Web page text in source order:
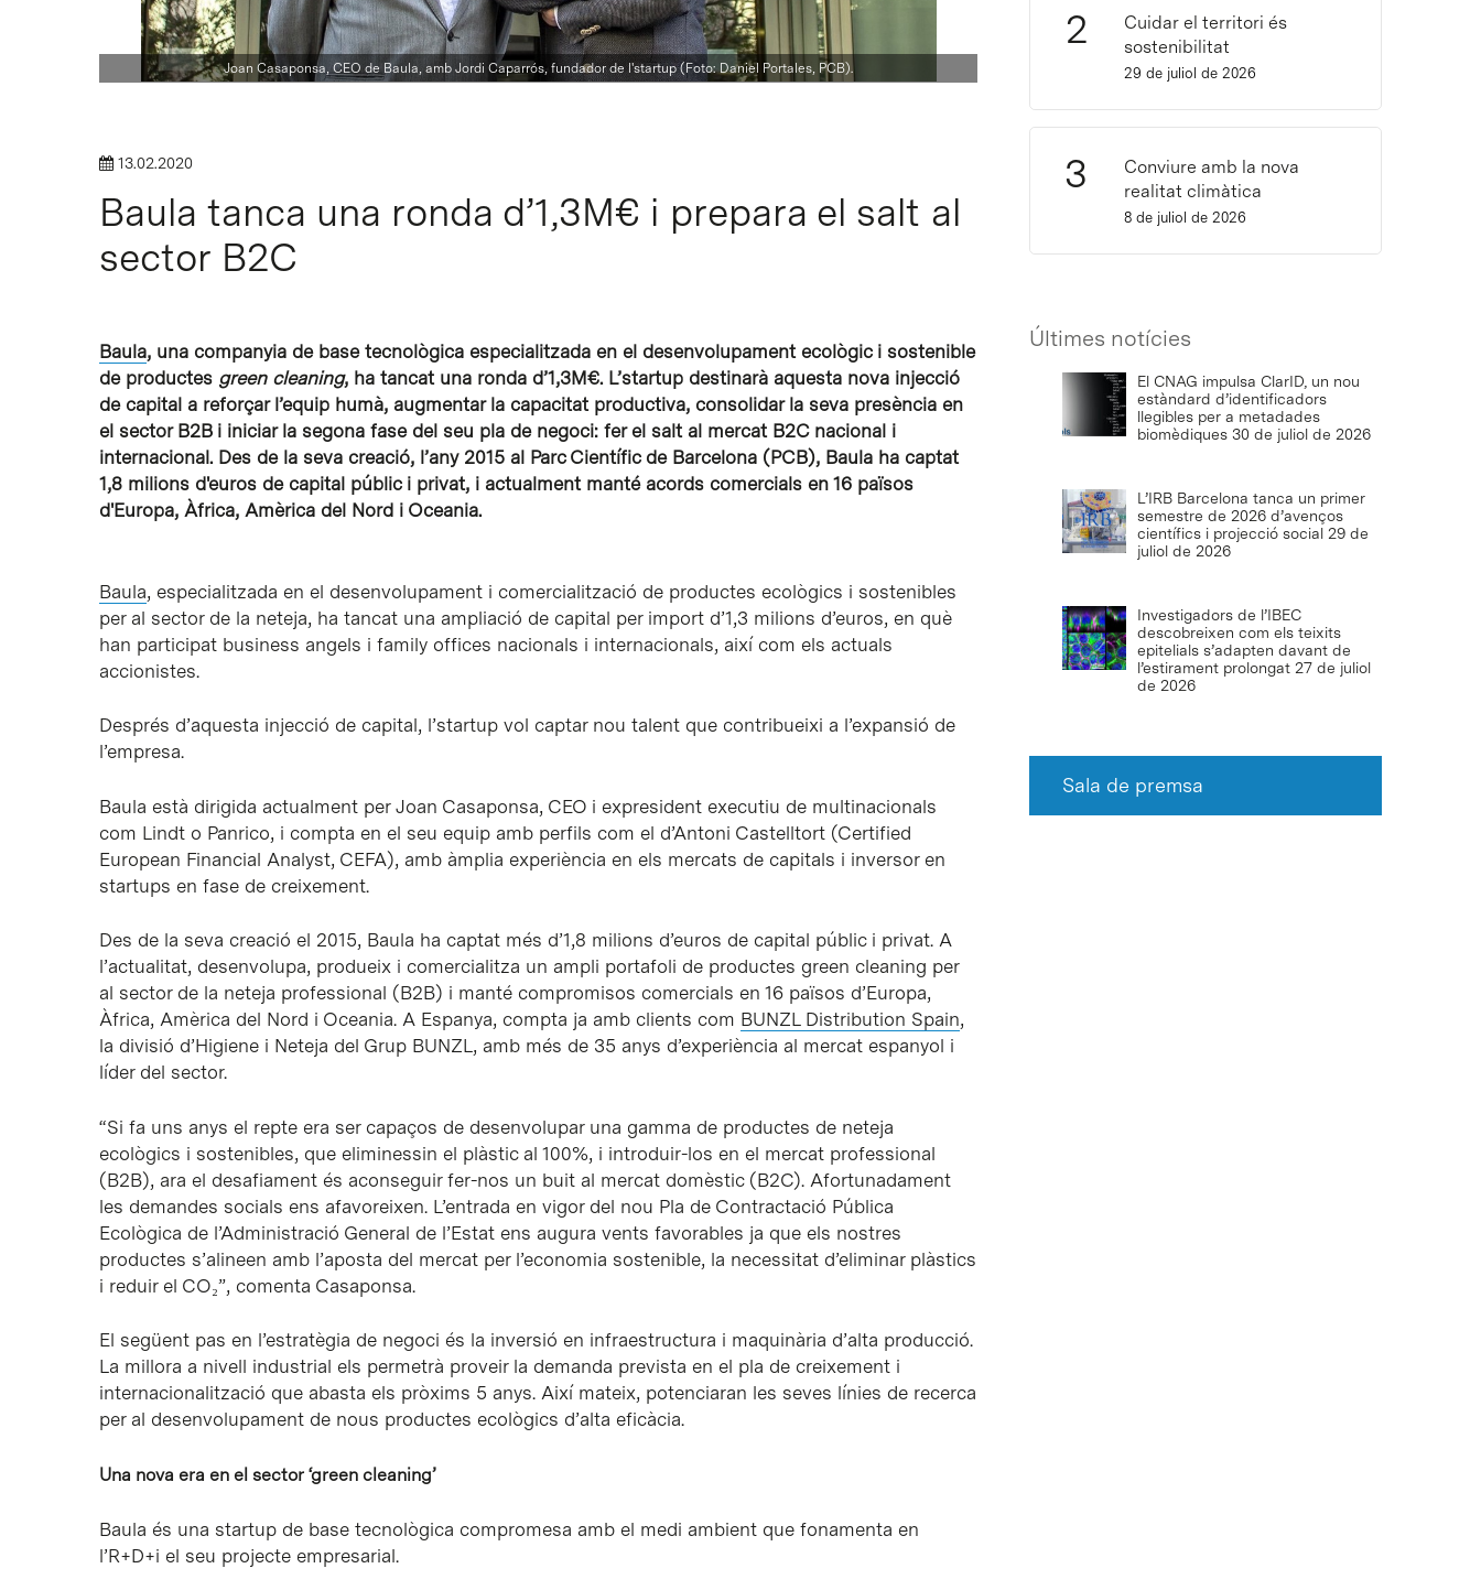
Intro per buscar o ESC per tancar
Joan Casaponsa, CEO de Baula, amb Jordi Caparrós, fundador de l'startup (Foto: Daniel Portales, PCB).
13.02.2020
Baula tanca una ronda d’1,3M€ i prepara el salt al
sector B2C
Baula, una companyia de base tecnològica especialitzada en el desenvolupament ecològic i sostenible
de productes green cleaning, ha tancat una ronda d’1,3M€. L’startup destinarà aquesta nova injecció
de capital a reforçar l’equip humà, augmentar la capacitat productiva, consolidar la seva presència en
el sector B2B i iniciar la segona fase del seu pla de negoci: fer el salt al mercat B2C nacional i
internacional. Des de la seva creació, l’any 2015 al Parc Científic de Barcelona (PCB), Baula ha captat
1,8 milions d'euros de capital públic i privat, i actualment manté acords comercials en 16 països
d'Europa, Àfrica, Amèrica del Nord i Oceania.
Baula, especialitzada en el desenvolupament i comercialització de productes ecològics i sostenibles
per al sector de la neteja, ha tancat una ampliació de capital per import d’1,3 milions d’euros, en què
han participat business angels i family offices nacionals i internacionals, així com els actuals
accionistes.
Després d’aquesta injecció de capital, l’startup vol captar nou talent que contribueixi a l’expansió de
l’empresa.
Baula està dirigida actualment per Joan Casaponsa, CEO i expresident executiu de multinacionals
com Lindt o Panrico, i compta en el seu equip amb perfils com el d’Antoni Castelltort (Certified
European Financial Analyst, CEFA), amb àmplia experiència en els mercats de capitals i inversor en
startups en fase de creixement.
Des de la seva creació el 2015, Baula ha captat més d’1,8 milions d’euros de capital públic i privat. A
l’actualitat, desenvolupa, produeix i comercialitza un ampli portafoli de productes green cleaning per
al sector de la neteja professional (B2B) i manté compromisos comercials en 16 països d’Europa,
Àfrica, Amèrica del Nord i Oceania. A Espanya, compta ja amb clients com BUNZL Distribution Spain,
la divisió d’Higiene i Neteja del Grup BUNZL, amb més de 35 anys d’experiència al mercat espanyol i
líder del sector.
“Si fa uns anys el repte era ser capaços de desenvolupar una gamma de productes de neteja
ecològics i sostenibles, que eliminessin el plàstic al 100%, i introduir-los en el mercat professional
(B2B), ara el desafiament és aconseguir fer-nos un buit al mercat domèstic (B2C). Afortunadament
les demandes socials ens afavoreixen. L’entrada en vigor del nou Pla de Contractació Pública
Ecològica de l’Administració General de l’Estat ens augura vents favorables ja que els nostres
productes s’alineen amb l’aposta del mercat per l’economia sostenible, la necessitat d’eliminar plàstics
i reduir el CO₂”, comenta Casaponsa.
El següent pas en l’estratègia de negoci és la inversió en infraestructura i maquinària d’alta producció.
La millora a nivell industrial els permetrà proveir la demanda prevista en el pla de creixement i
internacionalització que abasta els pròxims 5 anys. Així mateix, potenciaran les seves línies de recerca
per al desenvolupament de nous productes ecològics d’alta eficàcia.
Una nova era en el sector ‘green cleaning’
Baula és una startup de base tecnològica compromesa amb el medi ambient que fonamenta en
l’R+D+i el seu projecte empresarial.
Cuidar el territori és
sostenibilitat
29 de juliol de 2026
Conviure amb la nova
realitat climàtica
8 de juliol de 2026
Últimes notícies
El CNAG impulsa ClarID, un nou
estàndard d’identificadors
llegibles per a metadades
biomèdiques 30 de juliol de 2026
L’IRB Barcelona tanca un primer
semestre de 2026 d’avenços
científics i projecció social 29 de
juliol de 2026
Investigadors de l’IBEC
descobreixen com els teixits
epitelials s’adapten davant de
l’estirament prolongat 27 de juliol
de 2026
Sala de premsa